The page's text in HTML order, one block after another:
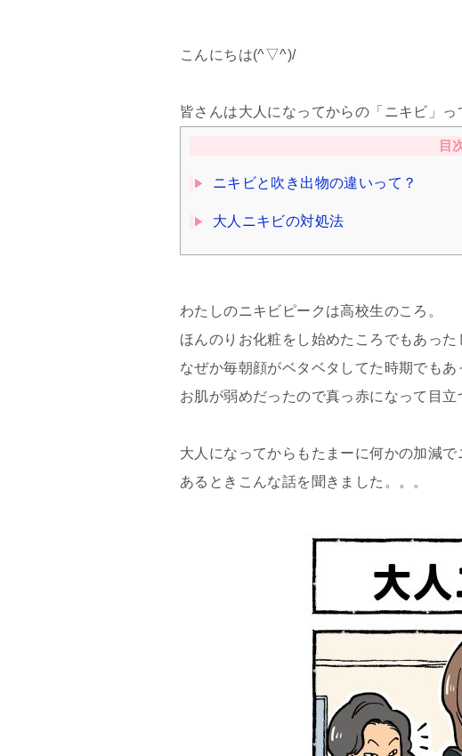
こんにちは(^▽^)/
皆さんは大人になってからの「ニキビ」っ
目
ニキビと吹き出物の違いって？
大人ニキビの対処法
わたしのニキビピークは高校生のころ。
ほんのりお化粧をし始めたころでもあった
なぜか毎朝顔がベタベタしてた時期でも
お肌が弱めだったので真っ赤になって目立
大人になってからもたまーに何かの加減
あるときこんな話を聞きました。。。